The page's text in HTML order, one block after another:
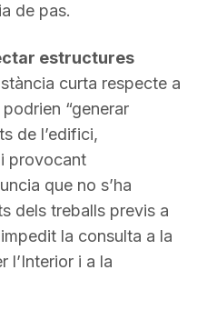
de pas.
estructures
curta respecte a
“generar
de l’edifici,
provocant
que no s’ha
dels treballs previs a
impedit la consulta a la
l’Interior i a la